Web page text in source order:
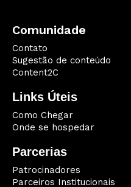
Comunidade
Contato
Sugestão de conteúdo
Content2C
Links Úteis
Como Chegar
Onde se hospedar
Parcerias
Patrocinadores
Parceiros Institucionais